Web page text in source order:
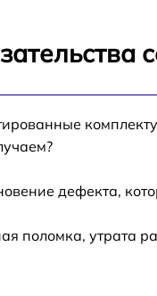
EA234WMi
дефекта,
поломка, утрата